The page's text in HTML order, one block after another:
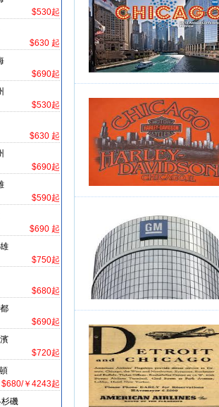
$530起
$630 起
$690起
$530起
$630 起
$690起
$590起
$690 起
$750起
$680起
$690起
$720起
$680/￥4243起
杉磯